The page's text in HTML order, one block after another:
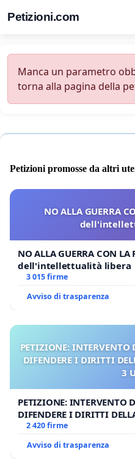
Petizioni.com
Manca un parametro
torna alla pagina della
Petizioni promosse da altri
NO ALLA GUERRA
NO ALLA GUERRA CON
dell'intellettualità libera
3 015 firme
Avviso di trasparenza
PETIZIONE: INTERVENTO
DIFENDERE I DIRITTI
3
PETIZIONE: INTERVENTO
DIFENDERE I DIRITTI
UDG)
2 420 firme
Avviso di trasparenza